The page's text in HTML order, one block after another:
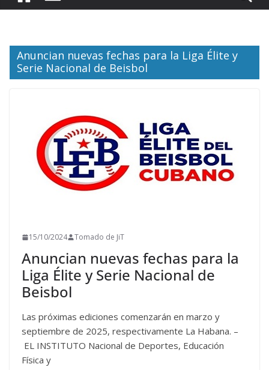
Anuncian nuevas fechas para la Liga Élite y
Serie Nacional de Beisbol
15/10/2024 Tomado de JiT
Anuncian nuevas fechas para la
Liga Élite y Serie Nacional de
Beisbol
Las próximas ediciones comenzarán en marzo y
septiembre de 2025, respectivamente La Habana. –
EL INSTITUTO Nacional de Deportes, Educación
Física y